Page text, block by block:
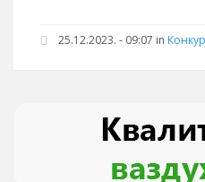
25.12.2023. - 09:07 in